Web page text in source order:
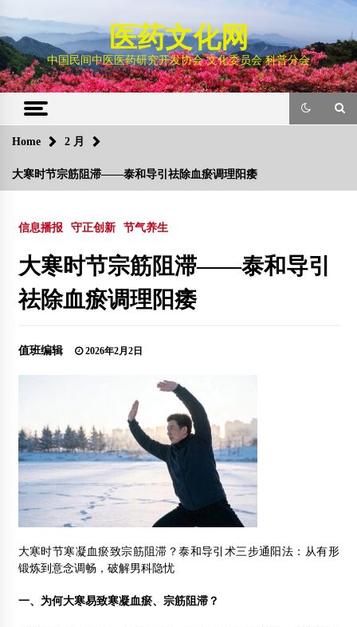
content
医药文化网
中国民间中医医药研究开发协会 文化委员会 科普分会
Home 2 月
大寒时节宗筋阻滞——泰和导引祛除血瘀调理阳痿
信息播报 守正创新 节气养生
大寒时节宗筋阻滞——泰和导引
祛除血瘀调理阳痿
值班编辑 2026年2月2日
大寒时节寒凝血瘀致宗筋阻滞？泰和导引术三步通阳法：从有形
锻炼到意念调畅，破解男科隐忧
一、为何大寒易致寒凝血瘀、宗筋阻滞？